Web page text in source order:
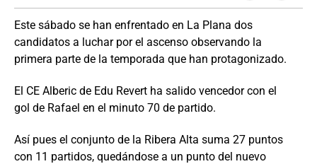
Este sábado se han enfrentado en La Plana dos
candidatos a luchar por el ascenso observando la
primera parte de la temporada que han protagonizado.
El CE Alberic de Edu Revert ha salido vencedor con el
gol de Rafael en el minuto 70 de partido.
Así pues el conjunto de la Ribera Alta suma 27 puntos
con 11 partidos, quedándose a un punto del nuevo